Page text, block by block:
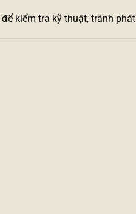
để kiểm tra kỹ thuật, tránh